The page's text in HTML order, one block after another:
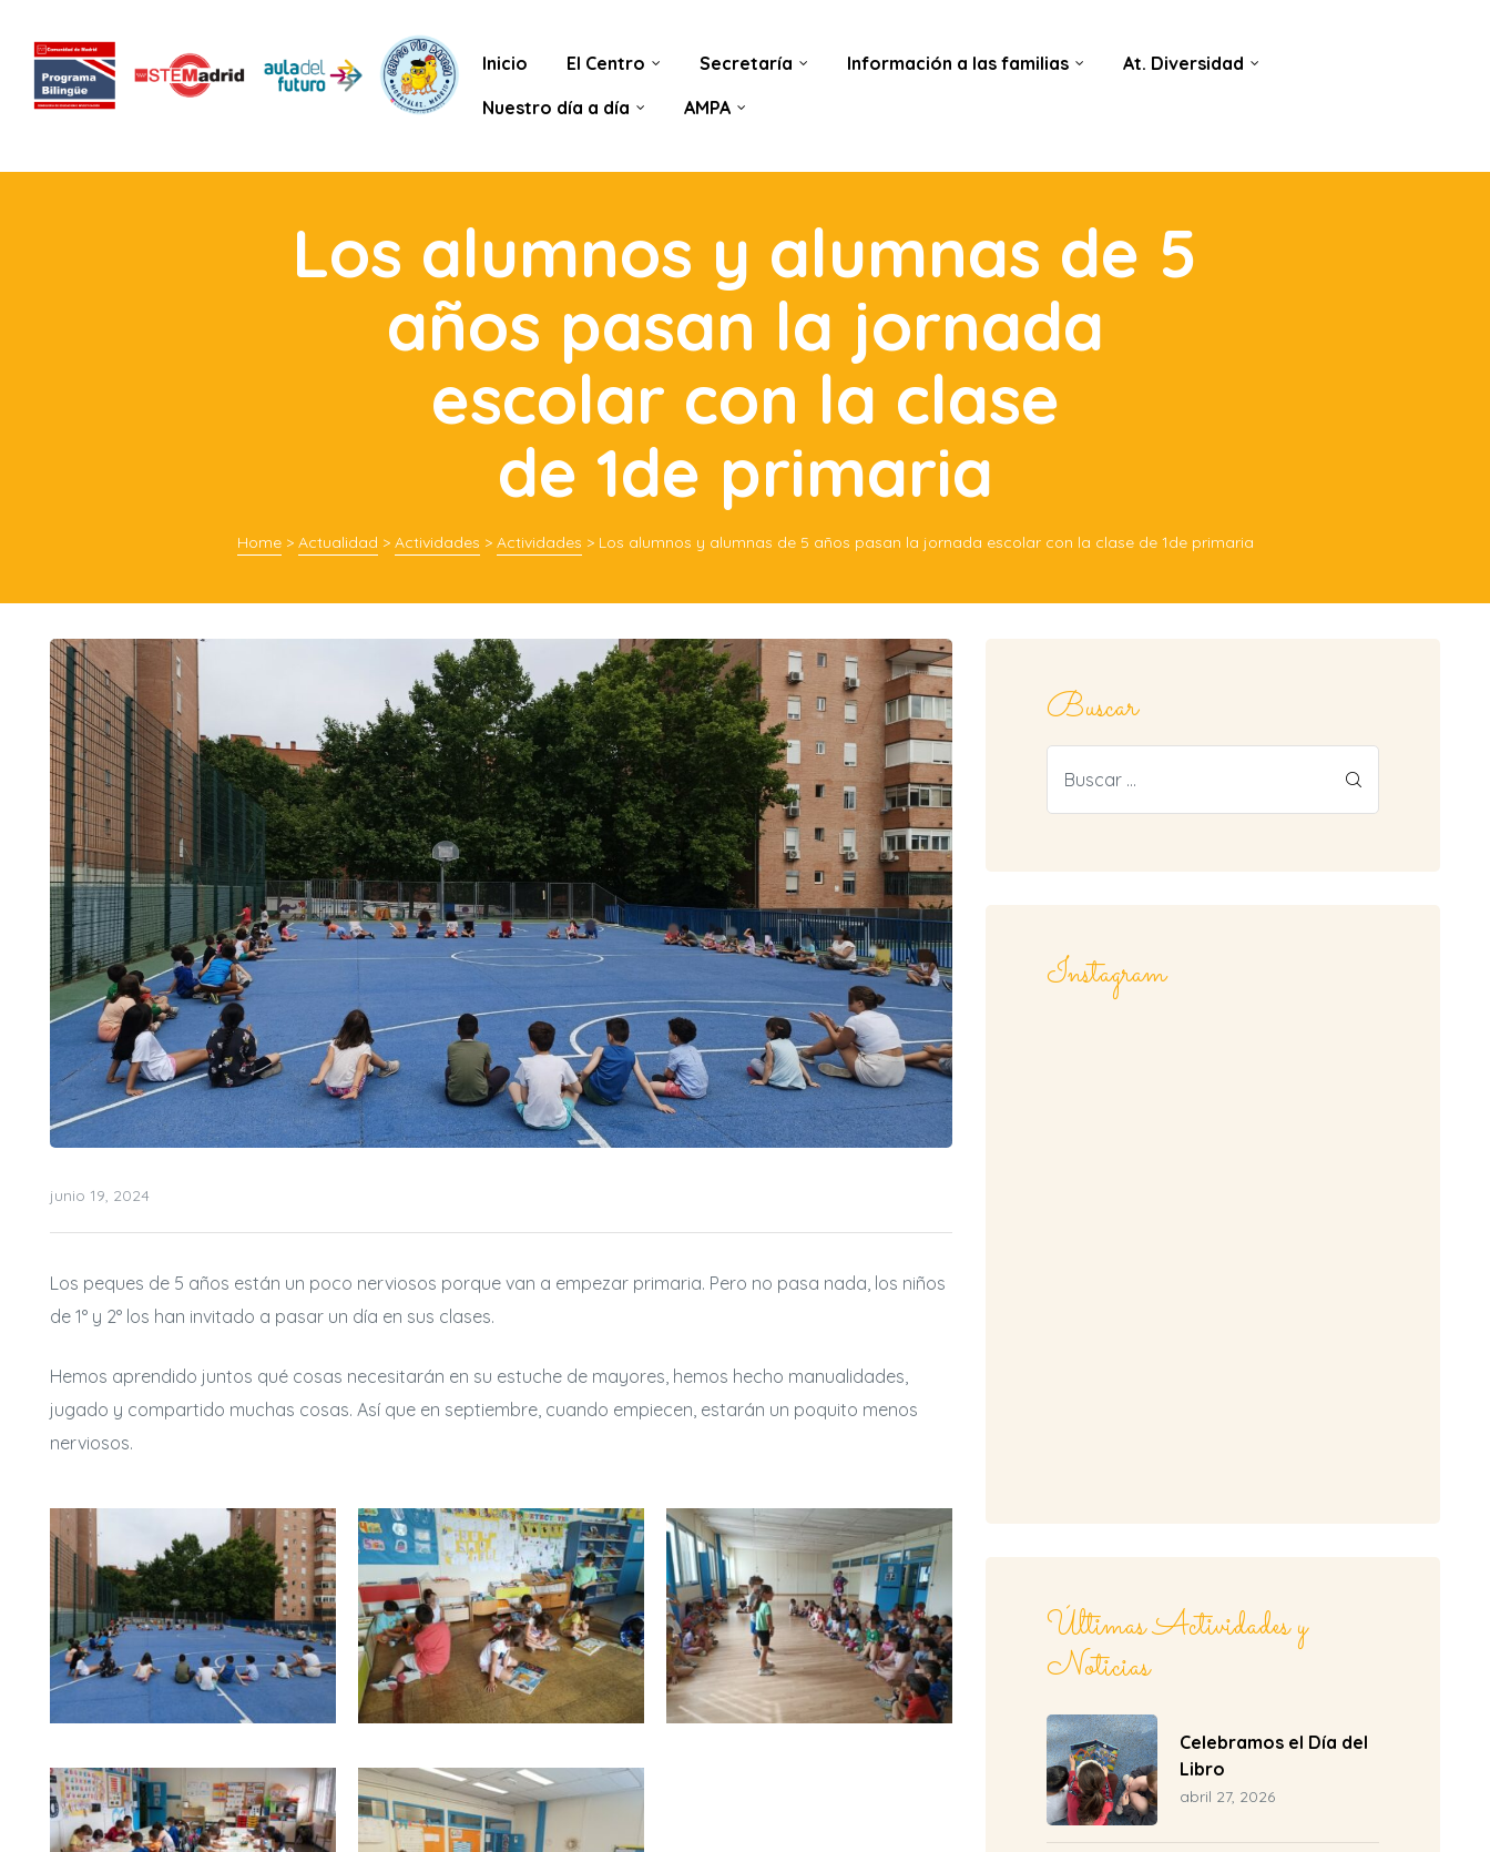
Inicio El Centro Secretaría Información a las familias
At. Diversidad
Nuestro día a día
AMPA
Los alumnos y alumnas de 5
años pasan la jornada
escolar con la clase
de 1de primaria
Home> Actualidad > Actividades > Actividades > Los alumnos y alumnas de 5 años pasan la jornada escolar con la clase de 1de primaria
junio 19, 2024
Los peques de 5 años están un poco nerviosos porque van a empezar primaria. Pero no pasa nada, los niños
de 1° y 2° los han invitado a pasar un día en sus clases.
Hemos aprendido juntos qué cosas necesitarán en su estuche de mayores, hemos hecho manualidades,
jugado y compartido muchas cosas. Así que en septiembre, cuando empiecen, estarán un poquito menos
nerviosos.
Buscar
Instagram
Últimas Actividades y
Noticias
Celebramos el Día del
Libro
abril 27, 2026